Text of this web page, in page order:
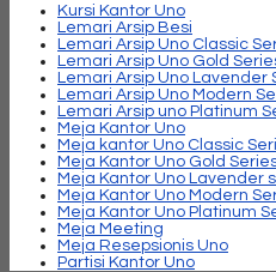
Kursi Kantor Uno
Lemari Arsip Besi
Lemari Arsip Uno Classic
Lemari Arsip Uno Gold
Lemari Arsip Uno Lavender
Lemari Arsip Uno Modern
Lemari Arsip uno Platinum
Meja Kantor Uno
Meja kantor Uno Classic
Meja Kantor Uno Gold
Meja Kantor Uno Lavender
Meja Kantor Uno Modern
Meja Kantor Uno Platinum
Meja Meeting
Meja Resepsionis Uno
Partisi Kantor Uno